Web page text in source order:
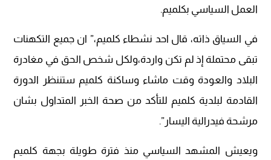
العمل السياسي بكلميم.
في السياق ذاته، قال احد نشطاء كلميم،” ان جميع التكهنات
تبقى محتملة إذ لم تكن واردة،ولكل شخص الحق في مغادرة
البلاد والعودة وقت ماشاء وساكنة كلميم ستننظر الدورة
القادمة لبلدية كلميم للتأكد من صحة الخبر المتداول بشان
مرشحة فيدرالية اليسار”.
ويعيش المشهد السياسي منذ فترة طويلة بجهة كلميم